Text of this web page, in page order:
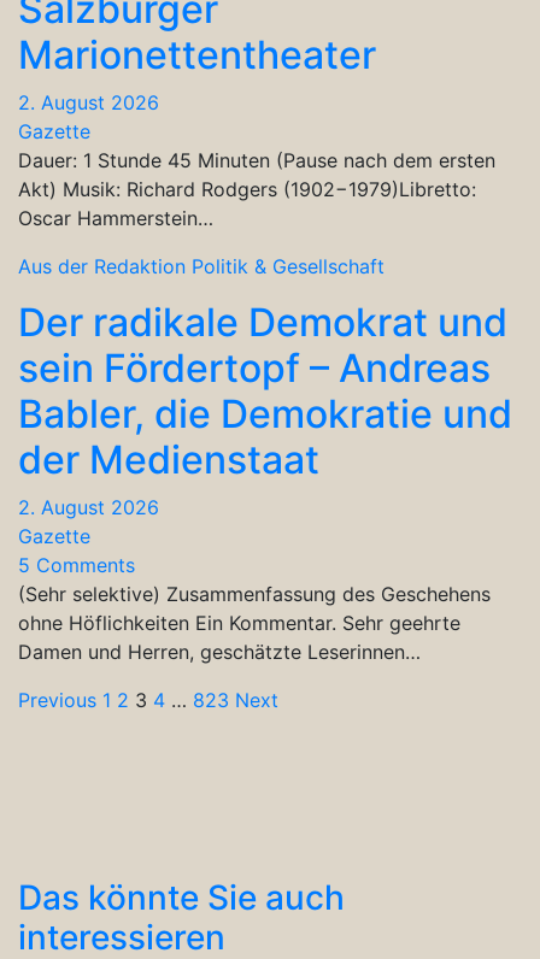
Marionettentheater
2. August 2026
Gazette
Dauer: 1 Stunde 45 Minuten (Pause nach dem ersten
Akt) Musik: Richard Rodgers (1902−1979)Libretto:
Oscar Hammerstein…
Aus der Redaktion Politik & Gesellschaft
Der radikale Demokrat und
sein Fördertopf – Andreas
Babler, die Demokratie und
der Medienstaat
2. August 2026
Gazette
5 Comments
(Sehr selektive) Zusammenfassung des Geschehens
ohne Höflichkeiten Ein Kommentar. Sehr geehrte
Damen und Herren, geschätzte Leserinnen…
Seitennummerierung
Previous 1 2 3 4 … 823 Next
Das könnte Sie auch
interessieren